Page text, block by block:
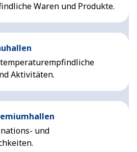
Waren und Produkte.
Aktivitäten.
und